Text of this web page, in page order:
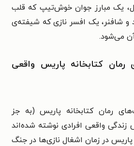
یک مبارز جوان خوش‌تیپ که قلب
و شافنر، یک افسر نازی که شیفته‌ی
می‌شود.
کتابخانه پاریس واقعی
رمان کتابخانه پاریس (به جز
زندگی واقعی افرادی نوشته شده‌اند
پاریس در زمان اشغال نازی‌ها در جنگ